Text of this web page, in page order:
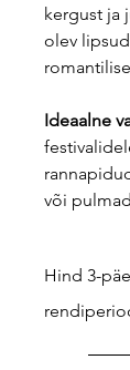
kergust ja
olev
Ideaalne
või
Hind 3-
Kui soovid